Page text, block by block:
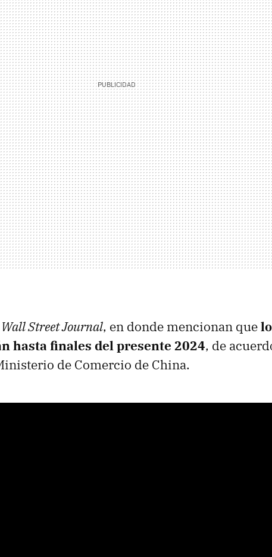
Wall Street Journal, en donde mencionan que
hasta finales del presente 2024, de
de Comercio de China.